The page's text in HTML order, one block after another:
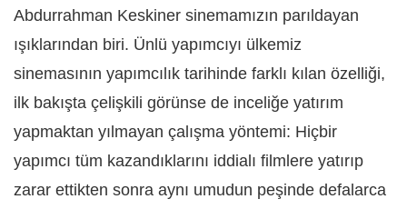
Abdurrahman Keskiner sinemamızın parıldayan
ışıklarından biri. Ünlü yapımcıyı ülkemiz
sinemasının yapımcılık tarihinde farklı kılan özelliği,
ilk bakışta çelişkili görünse de inceliğe yatırım
yapmaktan yılmayan çalışma yöntemi: Hiçbir
yapımcı tüm kazandıklarını iddialı filmlere yatırıp
zarar ettikten sonra aynı umudun peşinde defalarca